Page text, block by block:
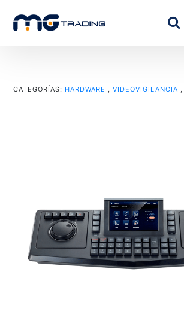
CATEGORÍAS: HARDWARE ,VIDEOVIGILANCIA